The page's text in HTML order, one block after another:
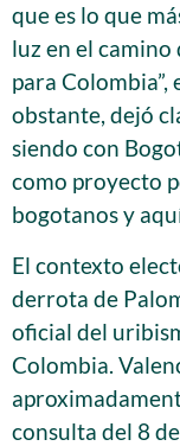
que es lo que
luz en el
para Colombia”,
obstante, dejó
siendo con
como proyecto
bogotanos y
El contexto
derrota de
oficial del
Colombia.
consulta del 8